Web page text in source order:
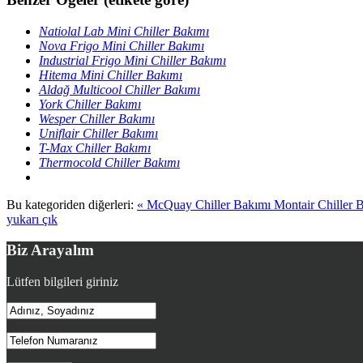
Natiolal Lab Mini Chiller Bakımı
Nova Frigo Mini Chiller Bakımı
Industrial Frigo Mini Chiller Bakımı
Hitema Mini Chiller Bakımı
Aldağ Multicool Chiller Bakımı
York Chiller Bakımı
Wesper Chiller Bakımı
Uniflair Chiller Bakımı
T-Max Chiller Bakımı
Thermocold Chiller Bakımı
Bu kategoriden diğerleri: « McQuay Chiller Bakımı Montair Chiller
yukarı çık
Biz Arayalım
Lütfen bilgileri giriniz